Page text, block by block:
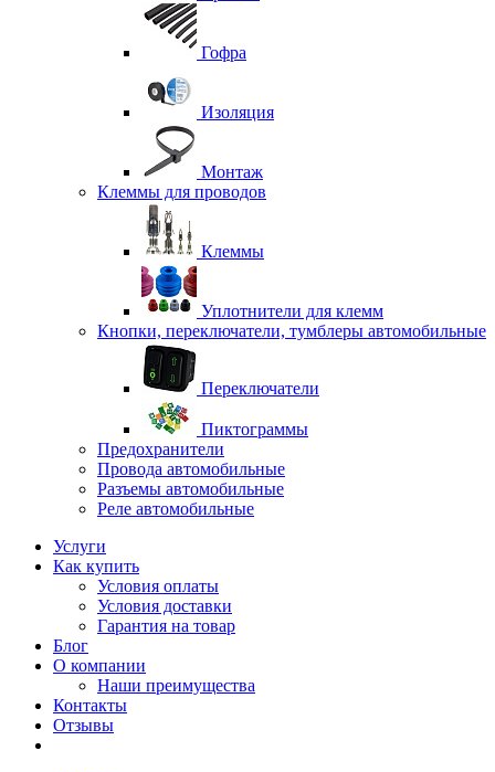
Гофра
Изоляция
Монтаж
Клеммы для проводов
Клеммы
Уплотнители для клемм
Кнопки, переключатели, тумблеры автомобильные
Переключатели
Пиктограммы
Предохранители
Провода автомобильные
Разъемы автомобильные
Реле автомобильные
Услуги
Как купить
Условия оплаты
Условия доставки
Гарантия на товар
Блог
О компании
Наши преимущества
Контакты
Отзывы